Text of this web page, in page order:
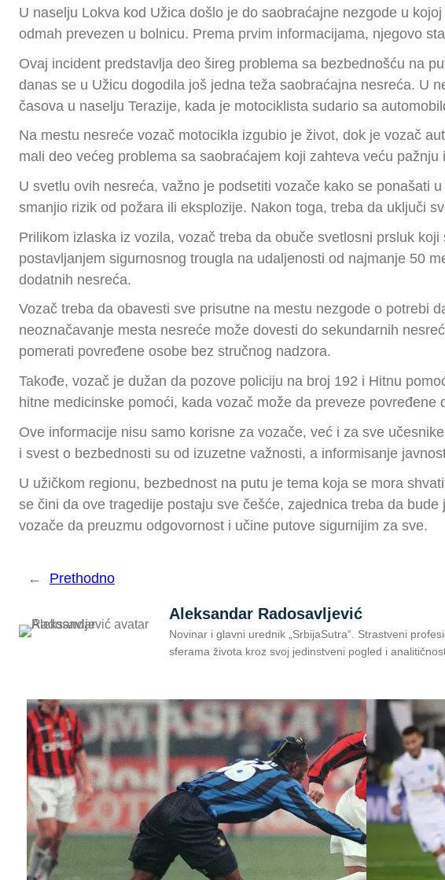
U naselju Lokva kod Užica došlo je do saobraćajne nezgode u
odmah prevezen u bolnicu. Prema prvim informacijama, njegovo
Ovaj incident predstavlja deo šireg problema sa bezbednošću na
danas se u Užicu dogodila još jedna teža saobraćajna nesreća. U
časova u naselju Terazije, kada je motociklista sudario sa
Na mestu nesreće vozač motocikla izgubio je život, dok je vozač
mali deo većeg problema sa saobraćajem koji zahteva veću
U svetlu ovih nesreća, važno je podsetiti vozače kako se ponašati
smanjio rizik od požara ili eksplozije. Nakon toga, treba da uključi
Prilikom izlaska iz vozila, vozač treba da obuče svetlosni prsluk
postavljanjem sigurnosnog trougla na udaljenosti od najmanje 50
dodatnih nesreća.
Vozač treba da obavesti sve prisutne na mestu nezgode o potrebi
neoznačavanje mesta nesreće može dovesti do sekundarnih
pomerati povređene osobe bez stručnog nadzora.
Takođe, vozač je dužan da pozove policiju na broj 192 i Hitnu
hitne medicinske pomoći, kada vozač može da preveze
Ove informacije nisu samo korisne za vozače, već i za sve
i svest o bezbednosti su od izuzetne važnosti, a informisanje
U užičkom regionu, bezbednost na putu je tema koja se mora
se čini da ove tragedije postaju sve češće, zajednica treba da
vozače da preuzmu odgovornost i učine putove sigurnijim za sve.
← Prethodno
Aleksandar Radosavljević
Novinar i glavni urednik „SrbijaSutra“. Strastveni
sferama života kroz svoj jedinstveni pogled i